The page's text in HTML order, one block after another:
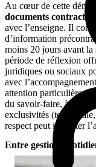
Au cœur de cette
documents contractuels
avec l’enseigne. Il
d’information
moins 20 jours avant la
période de réflexion
juridiques ou sociaux
avec
attention particulière
du savoir-faire, à
exclusivités
respect peut impacter
Entre gestion